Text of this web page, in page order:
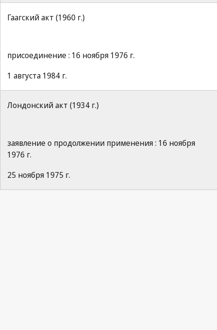
Гаагский акт (1960 г.)
присоединение : 16 ноября 1976 г.
1 августа 1984 г.
Лондонский акт (1934 г.)
заявление о продолжении применения : 16 ноября
1976 г.
25 ноября 1975 г.